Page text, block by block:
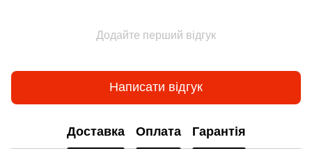
Додайте перший відгук
Написати відгук
Доставка Оплата Гарантія